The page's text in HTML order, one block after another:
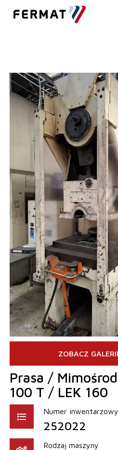
Prasa /
100 T / LEK 160
Numer inwentarzowy
252022
Rodzaj maszyny